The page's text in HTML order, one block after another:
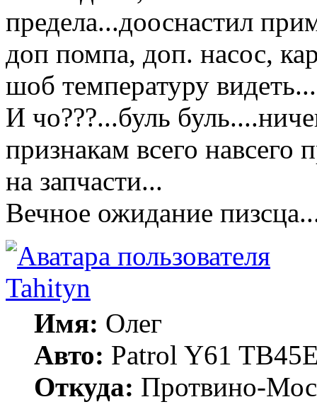
предела...дооснастил
доп помпа, доп. насос,
шоб температуру
И чо???...буль
признакам всего навсего
на запчасти...
Вечное ожидание
Tahityn
Имя: Олег
Авто: Patrol Y61
Откуда: Протвино-